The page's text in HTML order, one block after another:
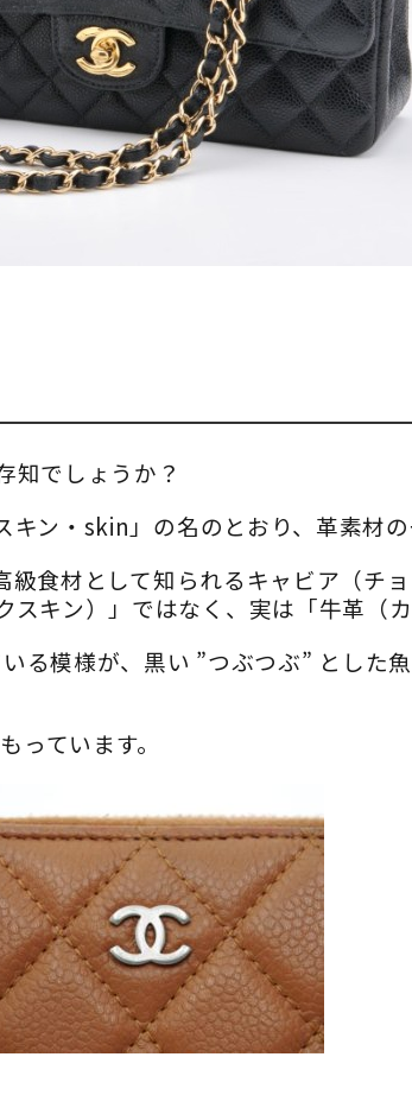
知でしょうか？
ン・skin」の名のとおり、革素材
級食材として知られるキャビア（チ
スキン）」ではなく、実は「牛革（
る模様が、黒い ”つぶつぶ” とした
っています。